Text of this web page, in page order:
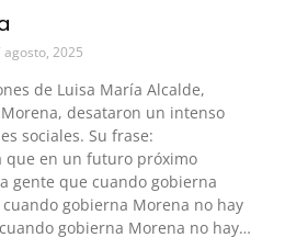
agosto, 2025
de Luisa María Alcalde,
desataron un intenso
sociales. Su frase:
que en un futuro próximo
gente que cuando gobierna
gobierna Morena no hay
gobierna Morena no hay…